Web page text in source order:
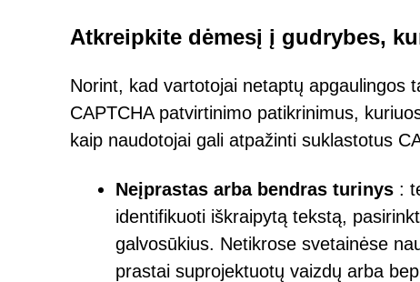
Atkreipkite dėmesį į gudrybes,
Norint, kad vartotojai netaptų apgaulingos
CAPTCHA patvirtinimo patikrinimus,
kaip naudotojai gali atpažinti suklastotus
Neįprastas arba bendras turinys :
identifikuoti iškraipytą tekstą,
galvosūkius. Netikrose svetainėse
prastai suprojektuotų vaizdų arba